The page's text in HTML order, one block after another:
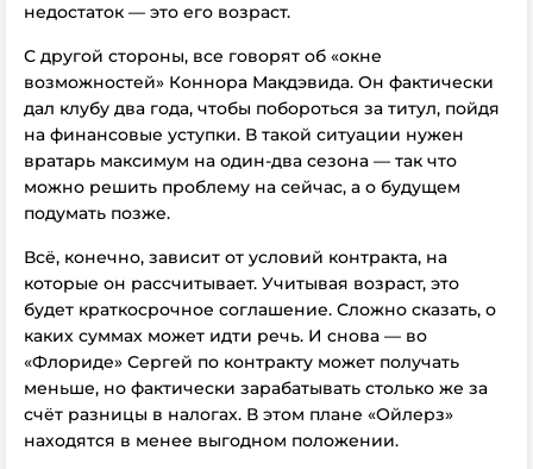
недостаток — это его возраст.
С другой стороны, все говорят об «окне
возможностей» Коннора Макдэвида. Он фактически
дал клубу два года, чтобы побороться за титул, пойдя
на финансовые уступки. В такой ситуации нужен
вратарь максимум на один-два сезона — так что
можно решить проблему на сейчас, а о будущем
подумать позже.
Всё, конечно, зависит от условий контракта, на
которые он рассчитывает. Учитывая возраст, это
будет краткосрочное соглашение. Сложно сказать, о
каких суммах может идти речь. И снова — во
«Флориде» Сергей по контракту может получать
меньше, но фактически зарабатывать столько же за
счёт разницы в налогах. В этом плане «Ойлерз»
находятся в менее выгодном положении.